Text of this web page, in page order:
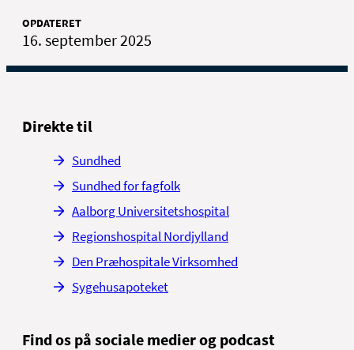
OPDATERET
16. september 2025
Direkte til
Sundhed
Sundhed for fagfolk
Aalborg Universitetshospital
Regionshospital Nordjylland
Den Præhospitale Virksomhed
Sygehusapoteket
Find os på sociale medier og podcast